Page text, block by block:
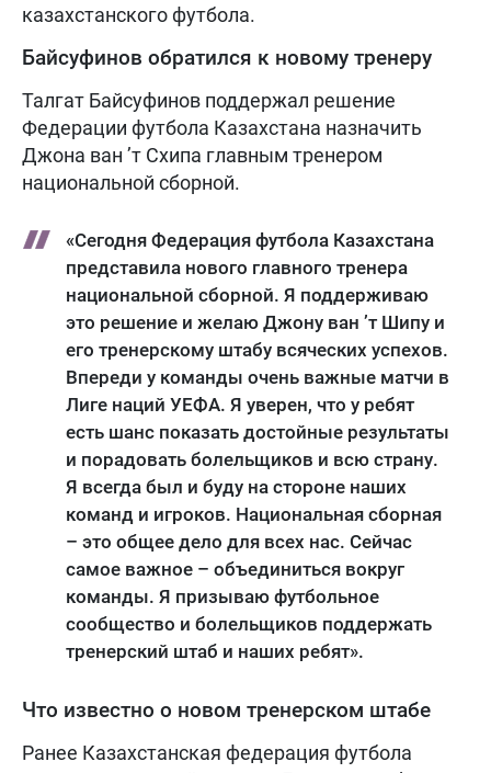
казахстанского футбола.
Байсуфинов обратился к новому тренеру
Талгат Байсуфинов поддержал решение
Федерации футбола Казахстана назначить
Джона ван ’т Схипа главным тренером
национальной сборной.
«Сегодня Федерация футбола Казахстана
представила нового главного тренера
национальной сборной. Я поддерживаю
это решение и желаю Джону ван ’т Шипу и
его тренерскому штабу всяческих успехов.
Впереди у команды очень важные матчи в
Лиге наций УЕФА. Я уверен, что у ребят
есть шанс показать достойные результаты
и порадовать болельщиков и всю страну.
Я всегда был и буду на стороне наших
команд и игроков. Национальная сборная
– это общее дело для всех нас. Сейчас
самое важное – объединиться вокруг
команды. Я призываю футбольное
сообщество и болельщиков поддержать
тренерский штаб и наших ребят».
Что известно о новом тренерском штабе
Ранее Казахстанская федерация футбола